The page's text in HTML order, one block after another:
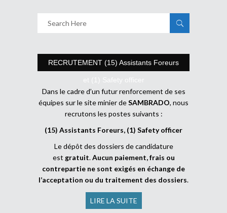
RECRUTEMENT (15) Assistants Foreurs
et (1) Safety officer
Dans le cadre d’un futur renforcement de ses
équipes sur le site minier deSAMBRADO, nous
recrutons les postes suivants :
(15) Assistants Foreurs, (1) Safety officer
Le dépôt des dossiers de candidature
est gratuit.Aucun paiement, frais ou
contrepartie ne sont exigés en échange de
l’acceptation ou du traitement des dossiers.
LIRE LA SUITE